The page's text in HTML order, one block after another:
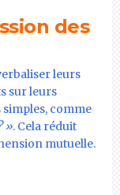
des
leurs
sur leurs
comme
». Cela réduit
mutuelle.